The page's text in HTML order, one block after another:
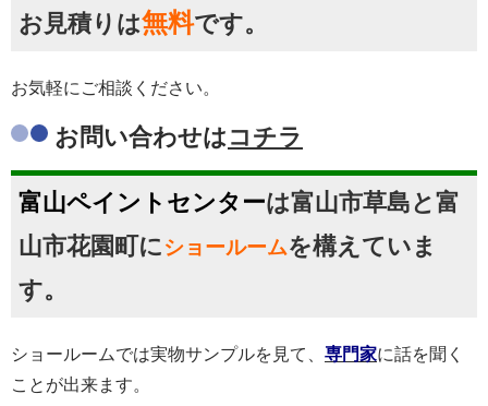
お見積りは無料です。
お気軽にご相談ください。
お問い合わせは コチラ
富山ペイントセンターは富山市草島と富
山市花園町にショールームを構えていま
す。
ショールームでは実物サンプルを見て、 専門家に話を聞く
ことが出来ます。